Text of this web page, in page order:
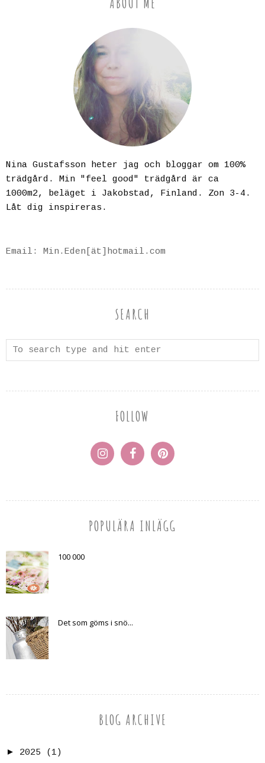
Nina Gustafsson heter jag och bloggar om 100%
trädgård. Min "feel good" trädgård är ca
1000m2, beläget i Jakobstad, Finland. Zon 3-4.
Låt dig inspireras.
Email: Min.Eden[ät]hotmail.com
SEARCH
FOLLOW
POPULÄRA INLÄGG
100 000
Det som göms i snö...
BLOG ARCHIVE
► 2025
(1)